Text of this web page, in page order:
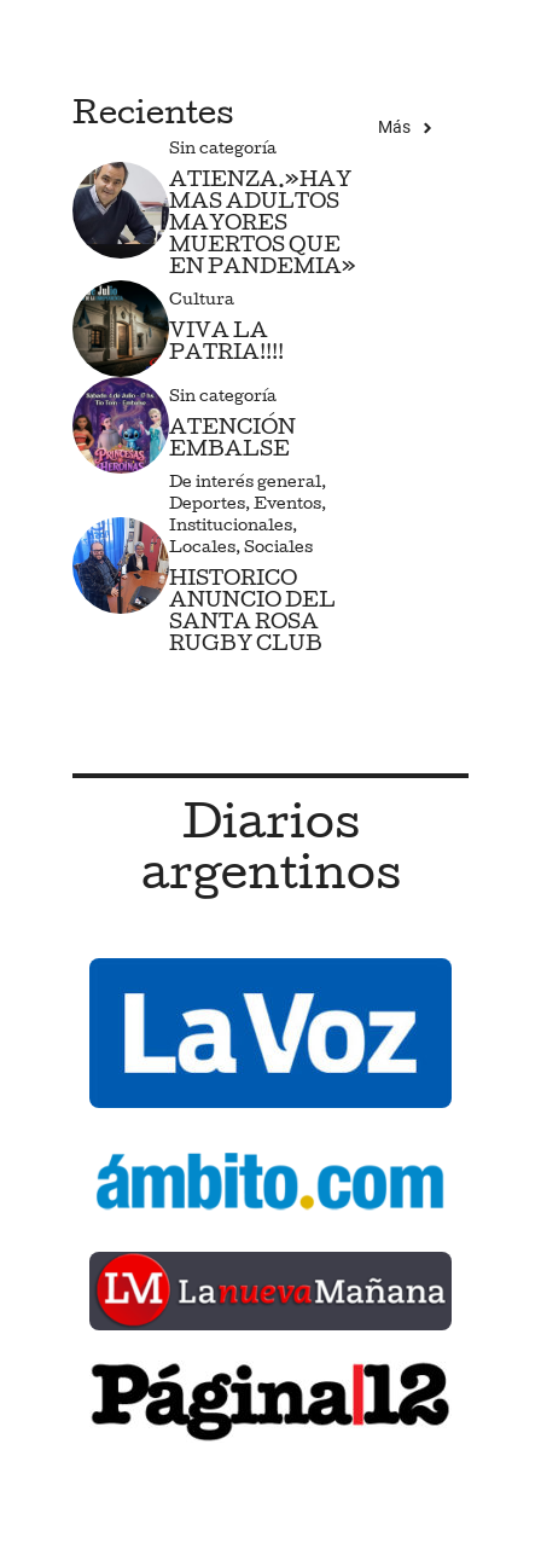
Recientes Más
Sin categoría
ATIENZA.»HAY
MAS ADULTOS
MAYORES
MUERTOS QUE
EN PANDEMIA»
Cultura
VIVA LA
PATRIA!!!!
Sin categoría
ATENCIÓN
EMBALSE
De interés general,
Deportes, Eventos,
Institucionales,
Locales, Sociales
HISTORICO
ANUNCIO DEL
SANTA ROSA
RUGBY CLUB
Diarios
argentinos